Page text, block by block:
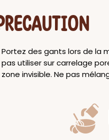
Portez des gants lors de la
pas utiliser sur carrelage
zone invisible. Ne pas